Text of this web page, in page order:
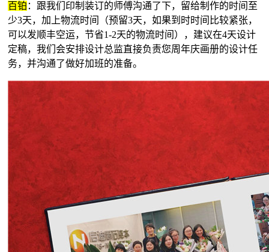
百铂 ：跟我们印制装订的师傅沟通了下，留给制作的时间至
少3天，加上物流时间（预留3天，如果到时时间比较紧张，
可以发顺丰空运，节省1-2天的物流时间），建议在4天设计
定稿，我们会安排设计总监直接负责您周年庆画册的设计任
务，并沟通了做好加班的准备。